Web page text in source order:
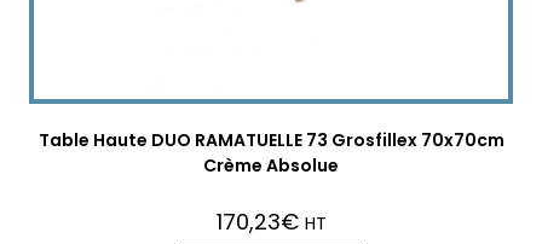
Table Haute DUO RAMATUELLE 73 Grosfillex 70x70cm
Crème Absolue
170,23€ HT